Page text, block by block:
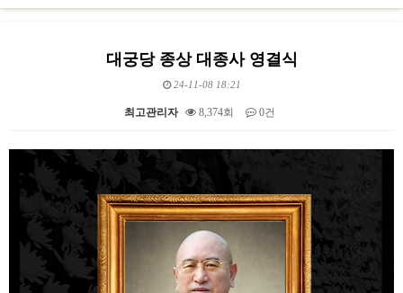
대궁당 종상 대종사 영결식
24-11-08 18:21
최고관리자 8,374회 0건
본문